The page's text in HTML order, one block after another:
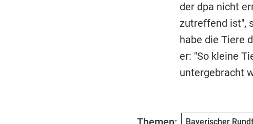
der dpa nicht
zutreffend ist",
habe die Tiere
er: "So kleine
untergebracht
Bayerischer